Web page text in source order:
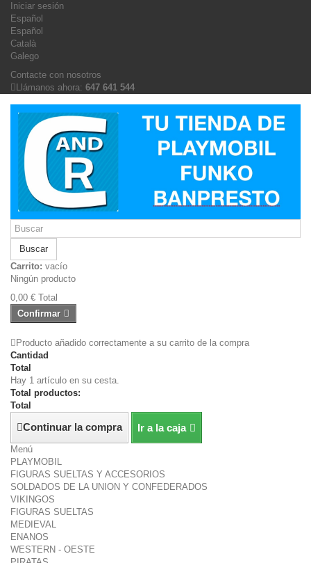
Iniciar sesión
Español
Español
Català
Galego
Contacte con nosotros
Llámanos ahora: 647 641 544
Buscar
Carrito: vacío
Ningún producto
0,00 € Total
Confirmar
Producto añadido correctamente a su carrito de la compra
Cantidad
Total
Hay 1 artículo en su cesta.
Total productos:
Total
Continuar la compra Ir a la caja
Menú
PLAYMOBIL
FIGURAS SUELTAS Y ACCESORIOS
SOLDADOS DE LA UNION Y CONFEDERADOS
VIKINGOS
FIGURAS SUELTAS
MEDIEVAL
ENANOS
WESTERN - OESTE